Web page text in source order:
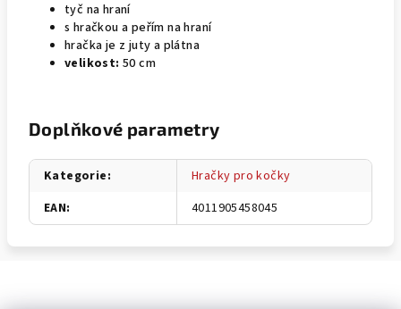
tyč na hraní
s hračkou a peřím na hraní
hračka je z juty a plátna
velikost: 50 cm
Doplňkové parametry
Kategorie:
Hračky pro kočky
EAN: 4011905458045